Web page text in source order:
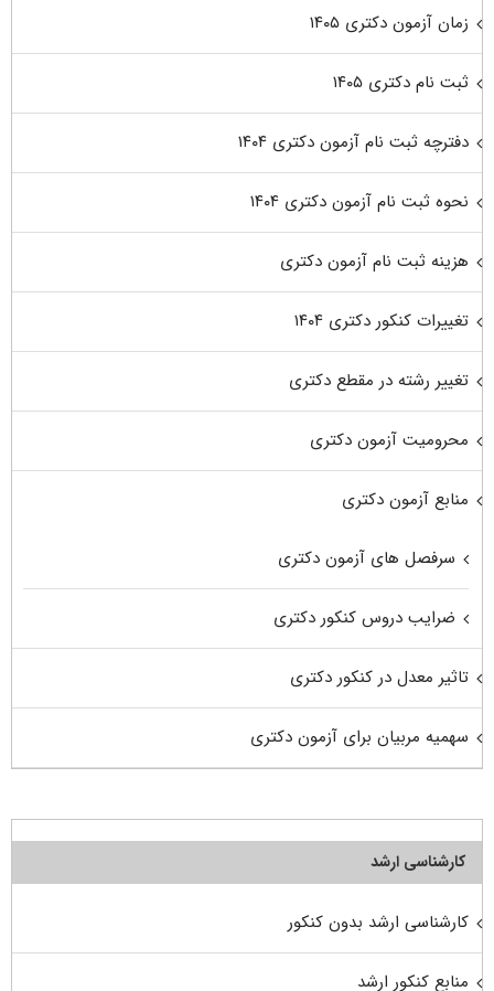
زمان آزمون دکتری ۱۴۰۵
ثبت نام دکتری ۱۴۰۵
دفترچه ثبت نام آزمون دکتری ۱۴۰۴
نحوه ثبت نام آزمون دکتری ۱۴۰۴
هزینه ثبت نام آزمون دکتری
تغییرات کنکور دکتری ۱۴۰۴
تغییر رشته در مقطع دکتری
محرومیت آزمون دکتری
منابع آزمون دکتری
سرفصل های آزمون دکتری
ضرایب دروس کنکور دکتری
تاثیر معدل در کنکور دکتری
سهمیه مربیان برای آزمون دکتری
کارشناسی ارشد
کارشناسی ارشد بدون کنکور
منابع کنکور ارشد